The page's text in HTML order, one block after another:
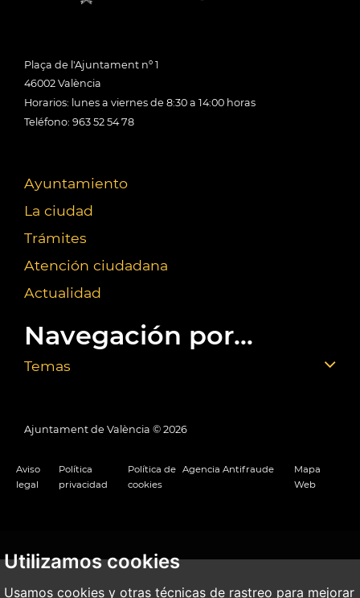
Utilizamos cookies
Usamos cookies y otras técnicas de rastreo para mejorar
Plaça de l'Ajuntament nº 1
46002 València
Horarios: lunes a viernes de 8:30 a 14:00 horas
Teléfono: 963 52 54 78
Ayuntamiento
La ciudad
Trámites
Atención ciudadana
Actualidad
Navegación por...
Temas
Ajuntament de València © 2026
Aviso
legal
Política
privacidad
Política de
cookies
Agencia Antifraude
Mapa
Web